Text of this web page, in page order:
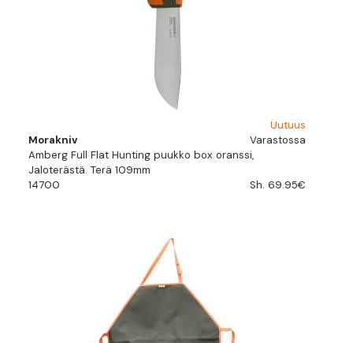
Uutuus
Morakniv
Varastossa
Amberg Full Flat Hunting puukko box oranssi,
Jaloterästä. Terä 109mm
14700
Sh. 69.95€